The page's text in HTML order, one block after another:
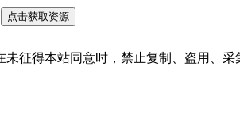
点击获取资源
征得本站同意时，禁止复制、盗用、